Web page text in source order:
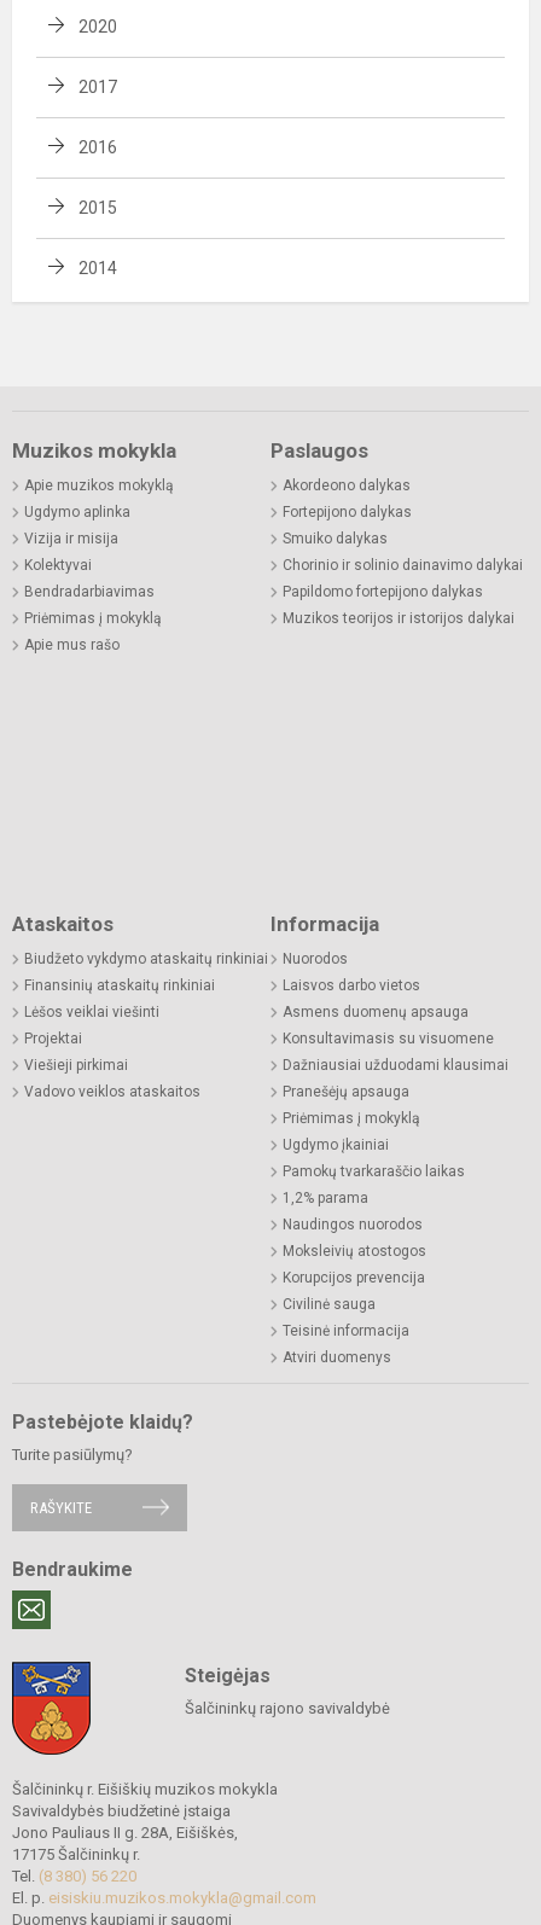
2020
2017
2016
2015
2014
Muzikos mokykla
Apie muzikos mokyklą
Ugdymo aplinka
Vizija ir misija
Kolektyvai
Bendradarbiavimas
Priėmimas į mokyklą
Apie mus rašo
Paslaugos
Akordeono dalykas
Fortepijono dalykas
Smuiko dalykas
Chorinio ir solinio dainavimo dalykai
Papildomo fortepijono dalykas
Muzikos teorijos ir istorijos dalykai
Ataskaitos
Biudžeto vykdymo ataskaitų rinkiniai
Finansinių ataskaitų rinkiniai
Lėšos veiklai viešinti
Projektai
Viešieji pirkimai
Vadovo veiklos ataskaitos
Informacija
Nuorodos
Laisvos darbo vietos
Asmens duomenų apsauga
Konsultavimasis su visuomene
Dažniausiai užduodami klausimai
Pranešėjų apsauga
Priėmimas į mokyklą
Ugdymo įkainiai
Pamokų tvarkaraščio laikas
1,2% parama
Naudingos nuorodos
Moksleivių atostogos
Korupcijos prevencija
Civilinė sauga
Teisinė informacija
Atviri duomenys
Pastebėjote klaidų?
Turite pasiūlymų?
RAŠYKITE
Bendraukime
Steigėjas
Šalčininkų rajono savivaldybė
Šalčininkų r. Eišiškių muzikos mokykla
Savivaldybės biudžetinė įstaiga
Jono Pauliaus II g. 28A, Eišiškės,
17175 Šalčininkų r.
Tel. (8 380) 56 220
El. p. eisiskiu.muzikos.mokykla@gmail.com
Duomenys kaupiami ir saugomi